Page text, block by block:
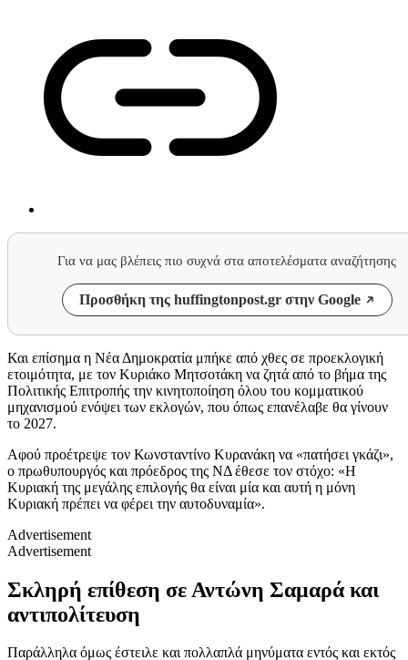
Για να μας βλέπεις πιο συχνά στα αποτελέσματα αναζήτησης
Προσθήκη της huffingtonpost.gr στην Google
Και επίσημα η Νέα Δημοκρατία μπήκε από χθες σε προεκλογική
ετοιμότητα, με τον Κυριάκο Μητσοτάκη να ζητά από το βήμα της
Πολιτικής Επιτροπής την κινητοποίηση όλου του κομματικού
μηχανισμού ενόψει των εκλογών, που όπως επανέλαβε θα γίνουν
το 2027.
Αφού προέτρεψε τον Κωνσταντίνο Κυρανάκη να «πατήσει γκάζι»,
ο πρωθυπουργός και πρόεδρος της ΝΔ έθεσε τον στόχο: «Η
Κυριακή της μεγάλης επιλογής θα είναι μία και αυτή η μόνη
Κυριακή πρέπει να φέρει την αυτοδυναμία».
Advertisement
Advertisement
Σκληρή επίθεση σε Αντώνη Σαμαρά και
αντιπολίτευση
Παράλληλα όμως έστειλε και πολλαπλά μηνύματα εντός και εκτός